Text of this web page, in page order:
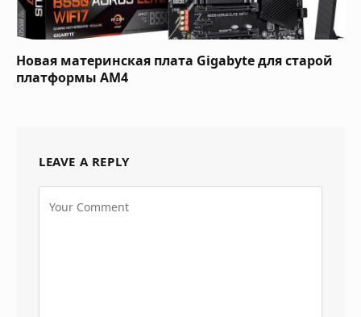
Новая материнская плата Gigabyte для старой
платформы AM4
LEAVE A REPLY